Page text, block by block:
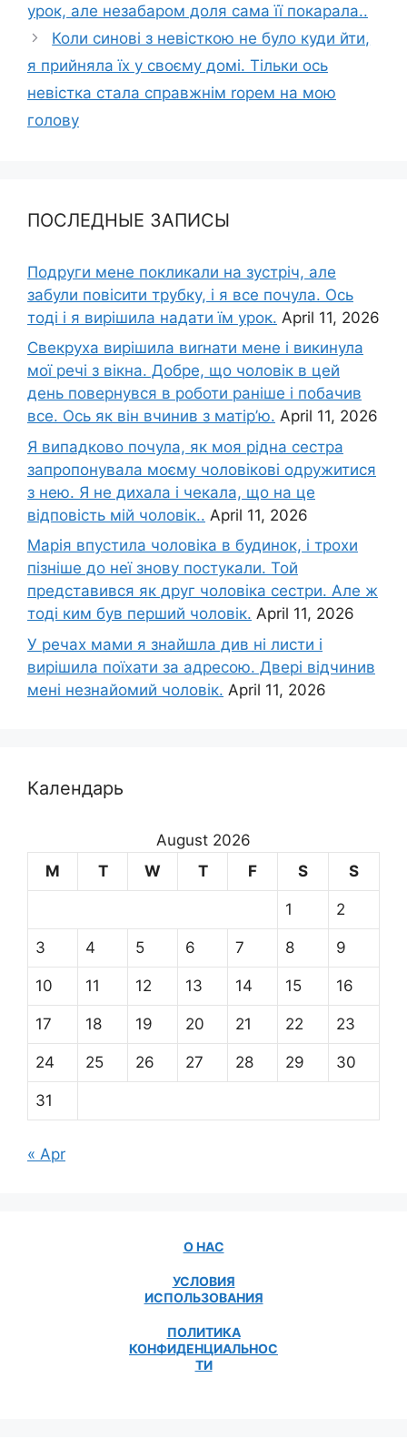
урок, але незабаром доля сама її покарала..
Коли синові з невісткою не було куди йти,
я прийняла їх у своєму домі. Тільки ось
невістка стала справжнім rорем на мою
голову
ПОСЛЕДНЫЕ ЗАПИСЫ
Подруги мене покликали на зустріч, але
забули повісити трубку, і я все почула. Ось
тоді і я вирішила надати їм урок. April 11, 2026
Свекруха вирішила виrнати мене і викинула
мої речі з вікна. Добре, що чоловік в цей
день повернувся в роботи раніше і побачив
все. Ось як він вчинив з матір’ю. April 11, 2026
Я випадково почула, як моя рідна сестра
запропонувала моєму чоловікові одружитися
з нею. Я не дихала і чекала, що на це
відповість мій чоловік.. April 11, 2026
Марія впустила чоловіка в будинок, і трохи
пізніше до неї знову постукали. Той
представився як друг чоловіка сестри. Але ж
тоді ким був перший чоловік. April 11, 2026
У речах мами я знайшла див ні листи і
вирішила поїхати за адресою. Двері відчинив
мені незнайомий чоловік. April 11, 2026
Календарь
August 2026
M
T W T F S S
1 2
3 4 5 6 7 8 9
10 11 12 13 14 15 16
17 18 19 20 21 22 23
24 25 26 27 28 29 30
31
« Apr
О НАС
УСЛОВИЯ
ИСПОЛЬЗОВАНИЯ
ПОЛИТИКА
КОНФИДЕНЦИАЛЬНОС
ТИ